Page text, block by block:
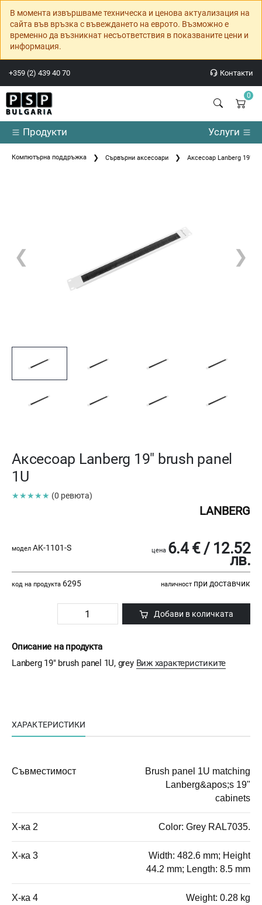
В момента извършваме техническа и ценова актуализация на
сайта във връзка с въвеждането на еврото. Възможно е
временно да възникнат несъответствия в показваните цени и
информация.
+359 (2) 439 40 70 Контакти
0
Продукти Услуги
Компютърна поддръжка Сървърни аксесоари Аксесоар Lanberg 19"
❮ ❯
Аксесоар Lanberg 19" brush panel
1U
★★★★★ (0 ревюта)
LANBERG
модел AK-1101-S цена 6.4 € / 12.52
лв.
код на продукта 6295 наличност при доставчик
Добави в количката
Описание на продукта
Lanberg 19" brush panel 1U, grey Виж характеристиките
ХАРАКТЕРИСТИКИ
Съвместимост
Brush panel 1U matching
Lanberg&apos;s 19"
cabinets
Х-ка 2 Color: Grey RAL7035.
Х-ка 3
Width: 482.6 mm; Height
44.2 mm; Length: 8.5 mm
Х-ка 4 Weight: 0.28 kg